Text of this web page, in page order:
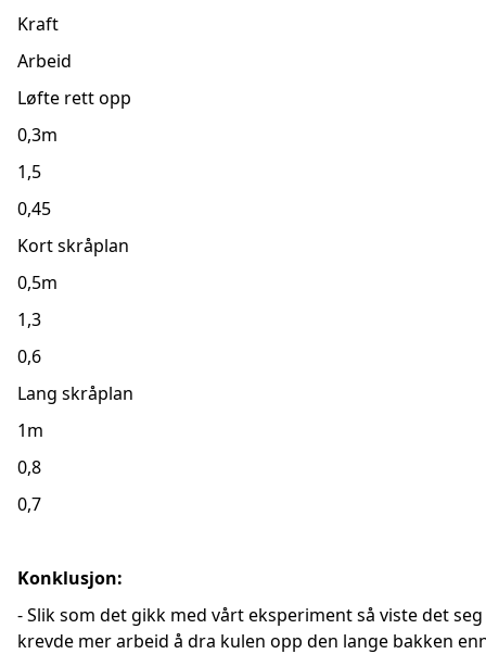
Kraft
Arbeid
Løfte rett opp
0,3m
1,5
0,45
Kort skråplan
0,5m
1,3
0,6
Lang skråplan
1m
0,8
0,7
Konklusjon:
- Slik som det gikk med vårt eksperiment så viste det
krevde mer arbeid å dra kulen opp den lange bakken